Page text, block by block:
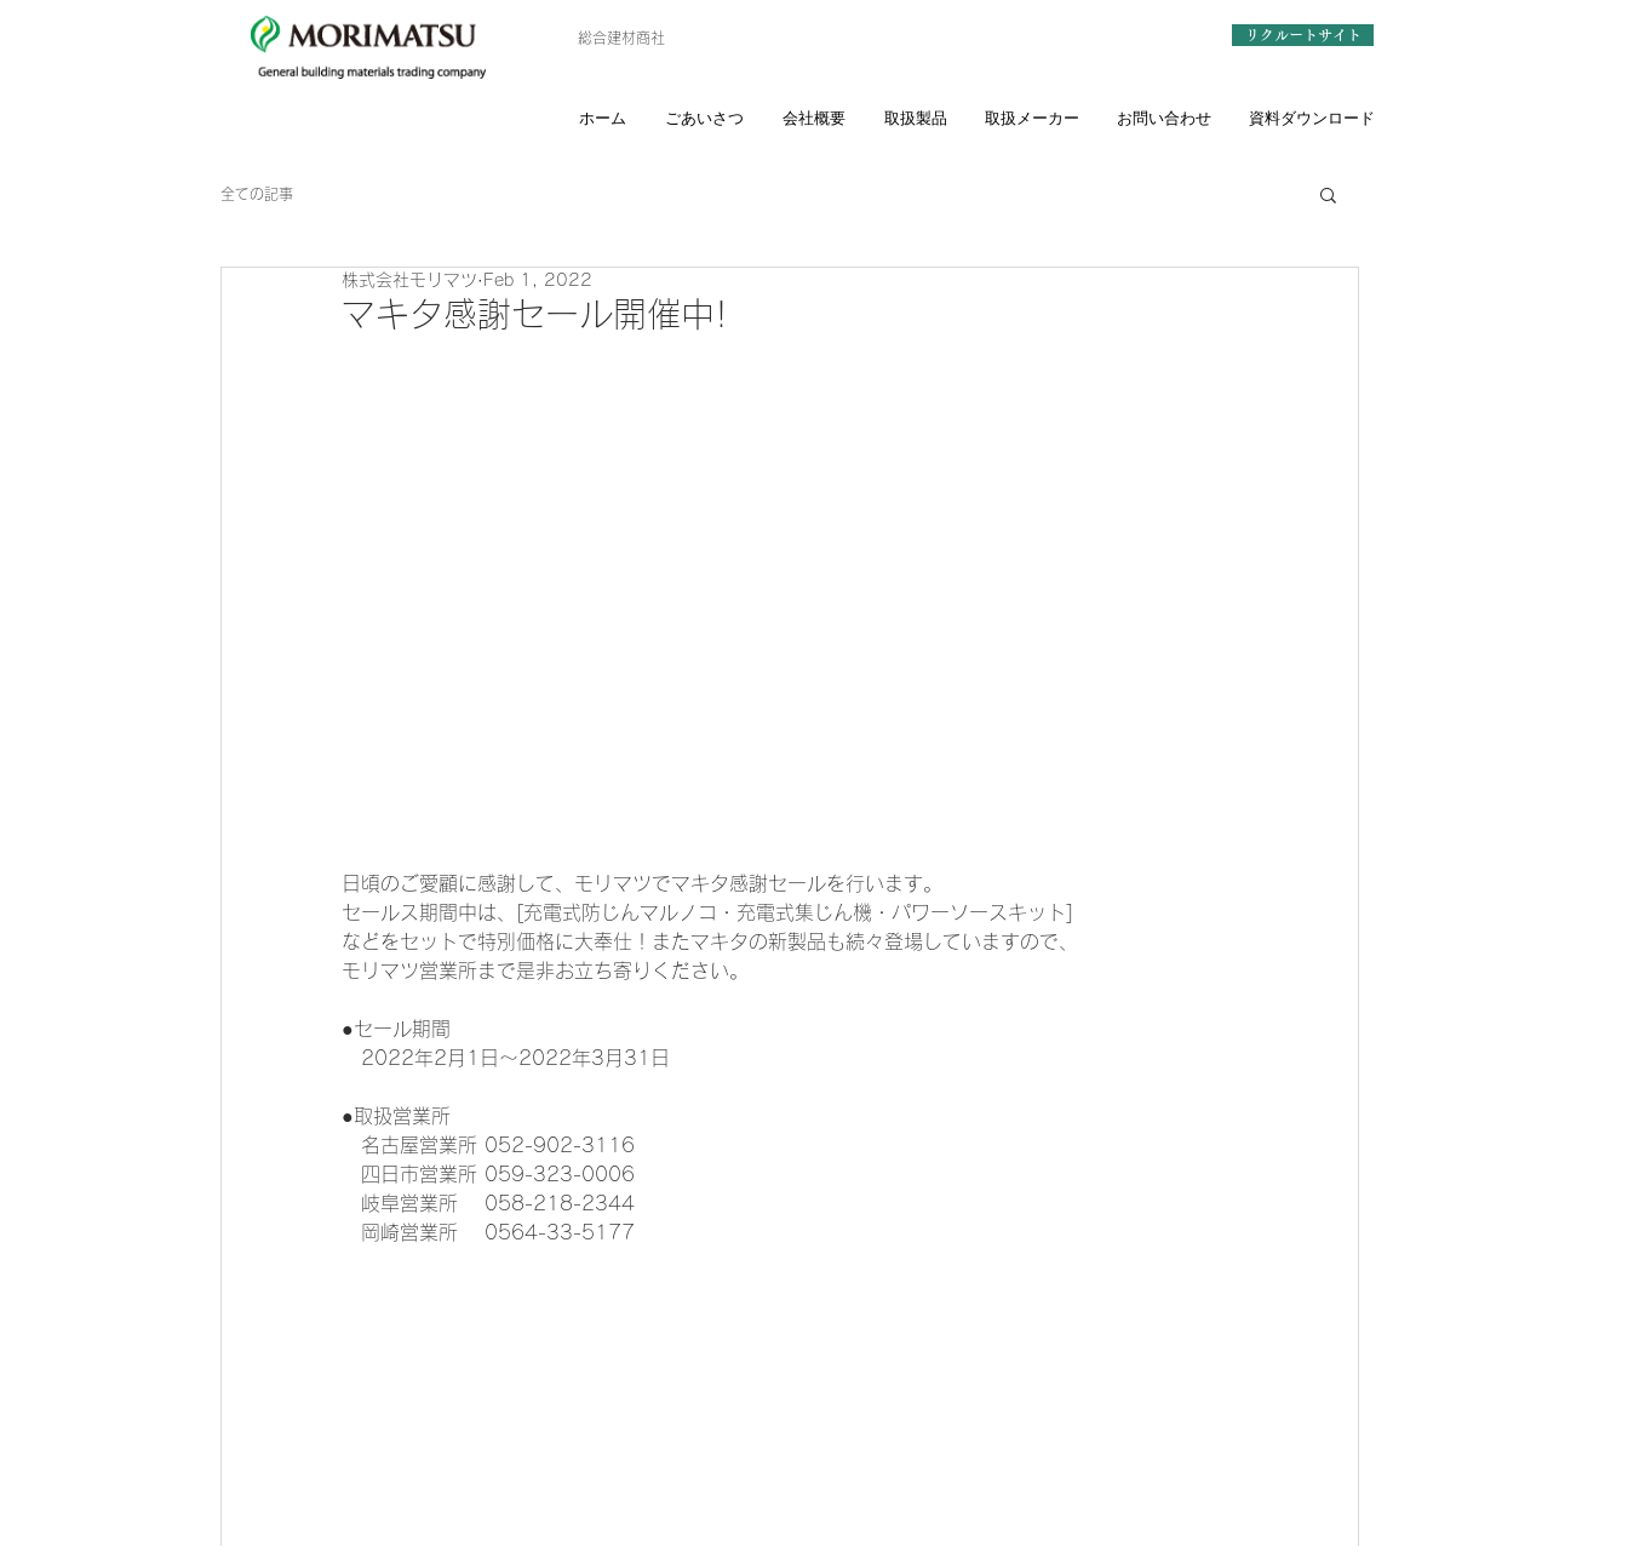
総合建材商社 リクルートサイト
ホーム ごあいさつ 会社概要 取扱製品 取扱メーカー お問い合わせ 資料ダウンロード
全ての記事
マキタ感謝セール開催中!
株式会社モリマツ Feb 1, 2022
日頃のご愛顧に感謝して、モリマツでマキタ感謝セールを行います。
セールス期間中は、[充電式防じんマルノコ・充電式集じん機・パワーソースキット]
などをセットで特別価格に大奉仕！ またマキタの新製品も続々登場していますので、
モリマツ営業所まで是非お立ち寄りください。
●セール期間
2022年2月1日〜2022年3月31日
●取扱営業所
名古屋営業所 052-902-3116
四日市営業所 059-323-0006
岐阜営業所　 058-218-2344
岡崎営業所　 0564-33-5177